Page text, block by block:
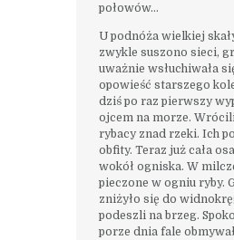
połowów…
U podnóża wielkiej
zwykle suszono sieci,
uważnie wsłuchiwała
opowieść starszego
dziś po raz pierwszy
ojcem na morze.
rybacy znad rzeki. Ich
obfity. Teraz już cała
wokół ogniska. W
pieczone w ogniu ryby.
zniżyło się do
podeszli na brzeg.
porze dnia fale